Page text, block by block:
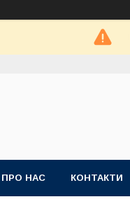
ПРО НАС КОНТАКТИ